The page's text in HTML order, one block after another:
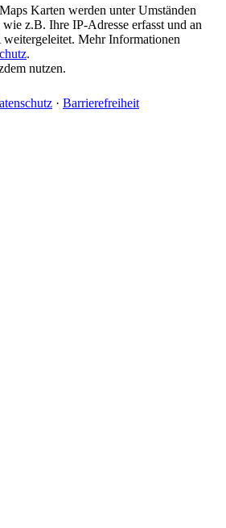
Karten werden unter Umständen
z.B. Ihre IP-Adresse erfasst und an
Mehr Informationen
.
nutzen.
· Barrierefreiheit